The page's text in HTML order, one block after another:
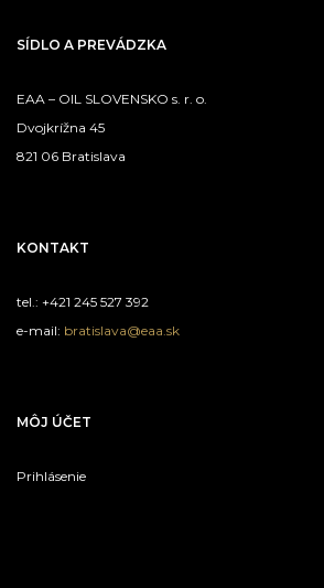
SÍDLO A PREVÁDZKA
EAA – OIL SLOVENSKO s. r. o.
Dvojkrížna 45
821 06 Bratislava
KONTAKT
tel.: +421 245 527 392
e-mail: bratislava@eaa.sk
MÔJ ÚČET
Prihlásenie